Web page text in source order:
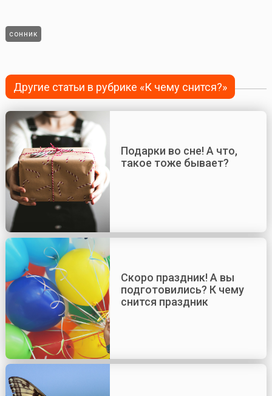
сонник
Другие статьи в рубрике «К чему снится?»
Подарки во сне! А что,
такое тоже бывает?
Скоро праздник! А вы
подготовились? К чему
снится праздник